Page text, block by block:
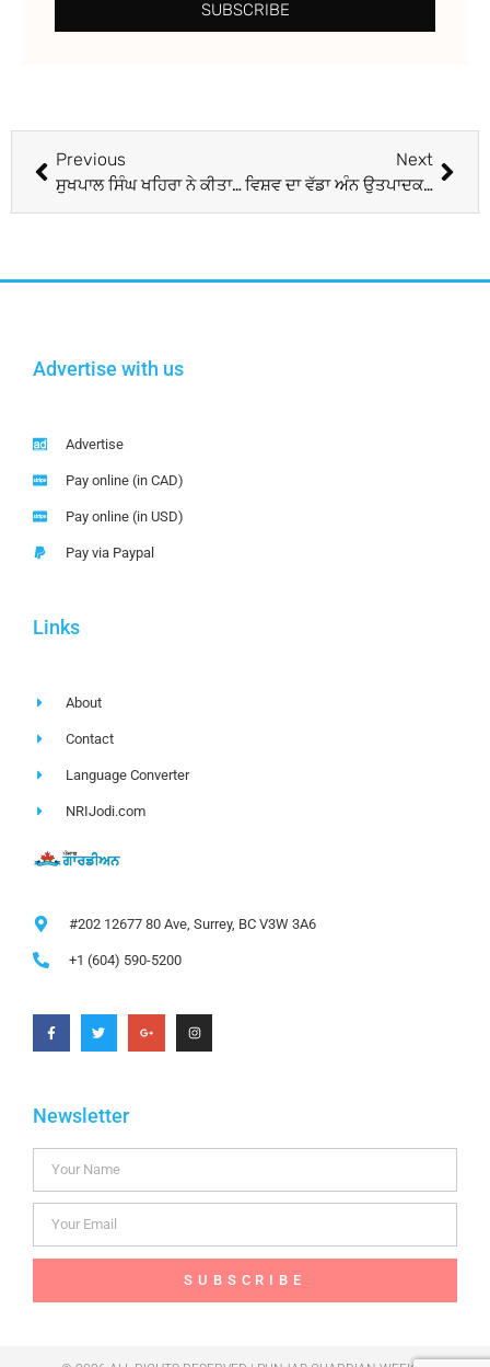
SUBSCRIBE
Previous
ਸੁਖਪਾਲ ਸਿੰਘ ਖਹਿਰਾ ਨੇ ਕੀਤਾ ਵੱਡਾ ਖੁਲਾਸਾ
Next
ਵਿਸ਼ਵ ਦਾ ਵੱਡਾ ਅੰਨ ਉਤਪਾਦਕ ਦੇਸ਼ ਹੋਣ ਦੇ ਬਾਵਜੂਦ ਭਾਰਤ ਦੇ ਮੱਥੇ ‘ਤੇ ਕੁਪੋਸ਼ਣ ਦਾ ਕਲੰਕ
Advertise with us
Advertise
Pay online (in CAD)
Pay online (in USD)
Pay via Paypal
Links
About
Contact
Language Converter
NRIJodi.com
#202 12677 80 Ave, Surrey, BC V3W 3A6
+1 (604) 590-5200
Newsletter
SUBSCRIBE